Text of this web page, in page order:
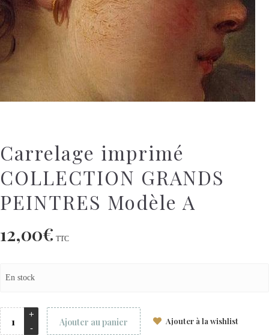
Carrelage imprimé
COLLECTION GRANDS
PEINTRES Modèle A
12,00€ TTC
En stock
Ajouter au panier Ajouter à la wishlist